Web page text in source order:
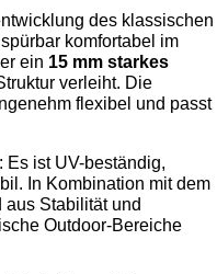
des klassischen
komfortabel im
ein 15 mm starkes
verleiht. Die
flexibel und passt
Es ist UV-beständig,
In Kombination mit dem
aus Stabilität und
Outdoor-Bereiche